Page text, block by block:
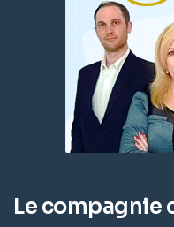
Le compagnie